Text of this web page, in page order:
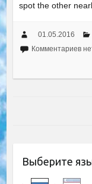
spot the other
01.05.2016
Комментариев
Выберите